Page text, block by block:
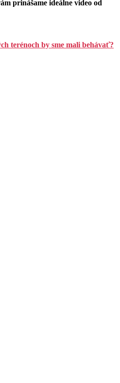
prinášame ideálne video od
terénoch by sme mali behávať?